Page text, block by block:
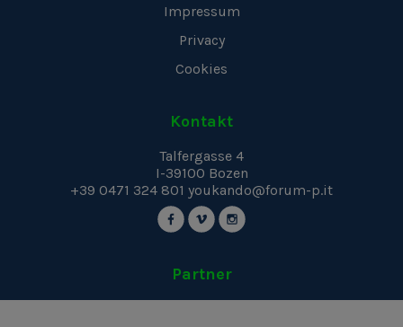
Impressum
Privacy
Cookies
Kontakt
Talfergasse 4
I-39100 Bozen
+39 0471 324 801 youkando@forum-p.it
Partner